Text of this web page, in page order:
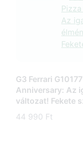
G3 Ferrari
Anniversary: Az
változat! Fekete
44 990 Ft